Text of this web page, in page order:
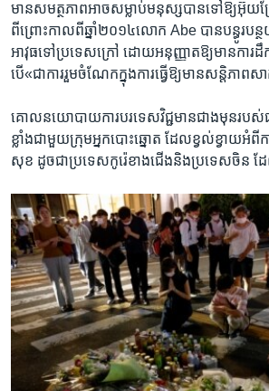
មាន​សមត្ថភាព​អាច​សម្លាប់មនុស្ស​បាន​ទៅ​ឱ្យ​អ៊ុយក្រ
ពីព្រោះកាល​ពី​ឆ្នាំ២០១៤​លោក Abe បាន​បន្ធូរ​បន្ថ
អាវុធ​ទៅ​ប្រទេស​ក្រៅ ដោយ​អនុញ្ញាត​ឱ្យ​មានការ​
បើ«ជា​ការ​រួម​ចំណែកក្នុងការ​ធ្វើ​ឱ្យ​មាន​សន្តិភាព​
គោល​នយោបាយការបរទេស​វិជ្ជមាន​ជាង​មុនរបស់
ខ្លាំង​ជា​មួយក្រុមអ្នក​បោះឆ្នោត​ ដែល​ខ្វល់ខ្វាយ​អំពី​
សុខ​ ដូចជា​ប្រទេស​កូរ៉េខាង​ជើង​និង​ប្រទេស​ចិន​